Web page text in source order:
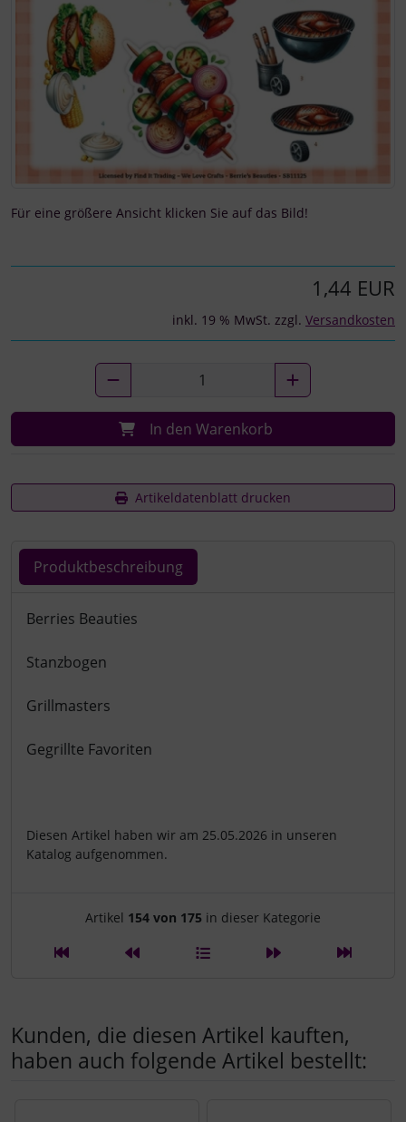
Für eine größere Ansicht klicken Sie auf das Bild!
1,44 EUR
inkl. 19 % MwSt. zzgl. Versandkosten
In den Warenkorb
Artikeldatenblatt drucken
Produktbeschreibung
Produktbeschreibung
Berries Beauties
Stanzbogen
Grillmasters
Gegrillte Favoriten
Diesen Artikel haben wir am 25.05.2026 in unseren
Katalog aufgenommen.
Artikelnavigation innerhalb
Artikel 154 von 175 in dieser Kategorie
Kunden, die diesen Artikel kauften,
haben auch folgende Artikel bestellt: